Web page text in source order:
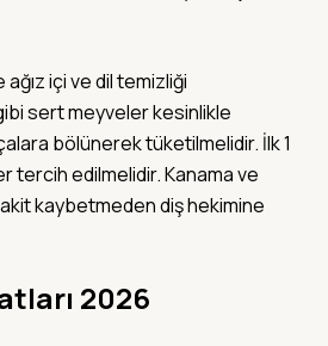
ağız içi ve dil temizliği
sert meyveler kesinlikle
bölünerek tüketilmelidir. İlk 1
tercih edilmelidir. Kanama ve
kaybetmeden diş hekimine
2026